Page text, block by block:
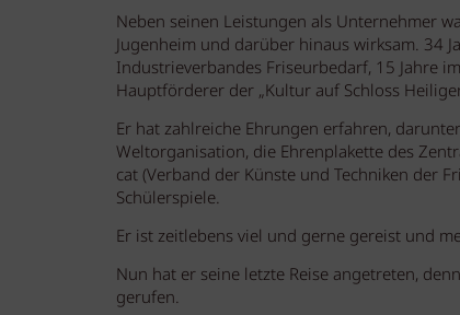
Neben seinen Leistungen als Unternehmer
Jugenheim und darüber hinaus wirksam. 34
Industrieverbandes Friseurbedarf, 15 Jahre
Hauptförderer der „Kultur auf Schloss
Er hat zahlreiche Ehrungen erfahren,
Weltorganisation, die Ehrenplakette des
cat (Verband der Künste und Techniken der
Schülerspiele.
Er ist zeitlebens viel und gerne gereist und
Nun hat er seine letzte Reise angetreten,
gerufen.